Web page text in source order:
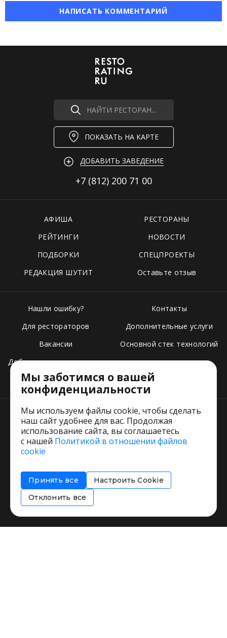
НАПИСАТЬ КОММЕНТАРИЙ
НАЙТИ РЕСТОРАН...
ПОКАЗАТЬ НА КАРТЕ
ДОБАВИТЬ ЗАВЕДЕНИЕ
+7 (812) 200 71 00
АФИША
РЕСТОРАНЫ
РЕЙТИНГИ
НОВОСТИ
ПОДБОРКИ
СПЕЦПРОЕКТЫ
РЕДАКЦИЯ ШУТИТ
Оставьте отзыв
Нашли ошибку?
Для рестораторов
Вакансии
Добавить свое заведение
Тарифы
Контакты
Дополнительные услуги
Основной стек технологий
Пользовательское соглашение
Соглашение об информировании
Политика использования cookies
Мы заботимся о вашей
конфиденциальности
Мы используем файлы cookie, чтобы сделать
наш сайт удобнее для вас. Продолжая
использование сайта, вы соглашаетесь
с нашей Политикой в отношении файлов
cookie
Принять все
Настроить Cookie
Отклонить все